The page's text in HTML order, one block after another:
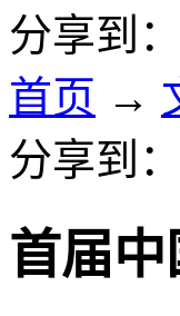
分享到：
首页 →
分享到：
首届